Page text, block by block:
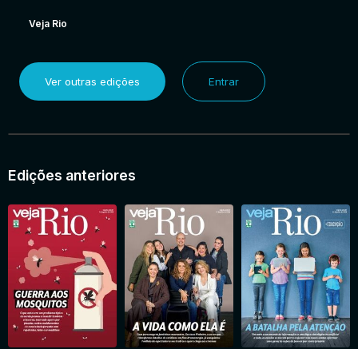
Veja Rio
Ver outras edições Entrar
Edições anteriores